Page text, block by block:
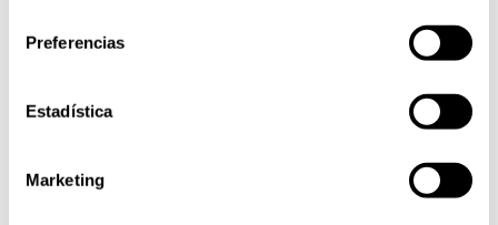
Preferencias
Estadística
Marketing